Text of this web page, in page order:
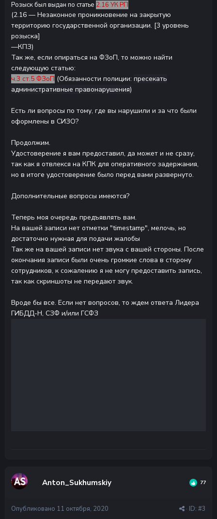
Розыск был выдан по статье 2.16 УК РП
(2.16 — Незаконное проникновение на закрытую
территорию государственной организации. [3 уровень
розыска]
—КПЗ)
Так же, если опираться на ФЗоП, то можно найти
следующую статью:
ч.3 ст.5 ФЗоП (Обязанности полиции: пресекать
административные правонарушения)
Есть ли вопросы по тому, где вы нарушили и за что были
оформлены в СИЗО?
Продолжим.
Удостоверение я вам предоставил, да может и не сразу,
так как я отвлекся на КПК для оперативного задержания,
но в итоге удостоверение было перед вами развернуто.
Дополнительные вопросы имеются?
Теперь моя очередь предъявлять вам.
На вашей записи нет отметки "timestamp", мелочь, но
достаточно нужная для подачи жалобы
Так же на вашей записи нет звука с вашей стороны. После
окончания записи были очень громкие слова в сторону
сотрудников, к сожалению я не могу предоставить запись,
так как скриншоты не передают звук.
Вроде бы все. Если нет вопросов, то ждем ответа Лидера
ГИБДД-Н, СЗФ и/или ГСФЗ
Anton_Sukhumskiy 77
· ID: #3
Опубликовано 11 октября, 2020